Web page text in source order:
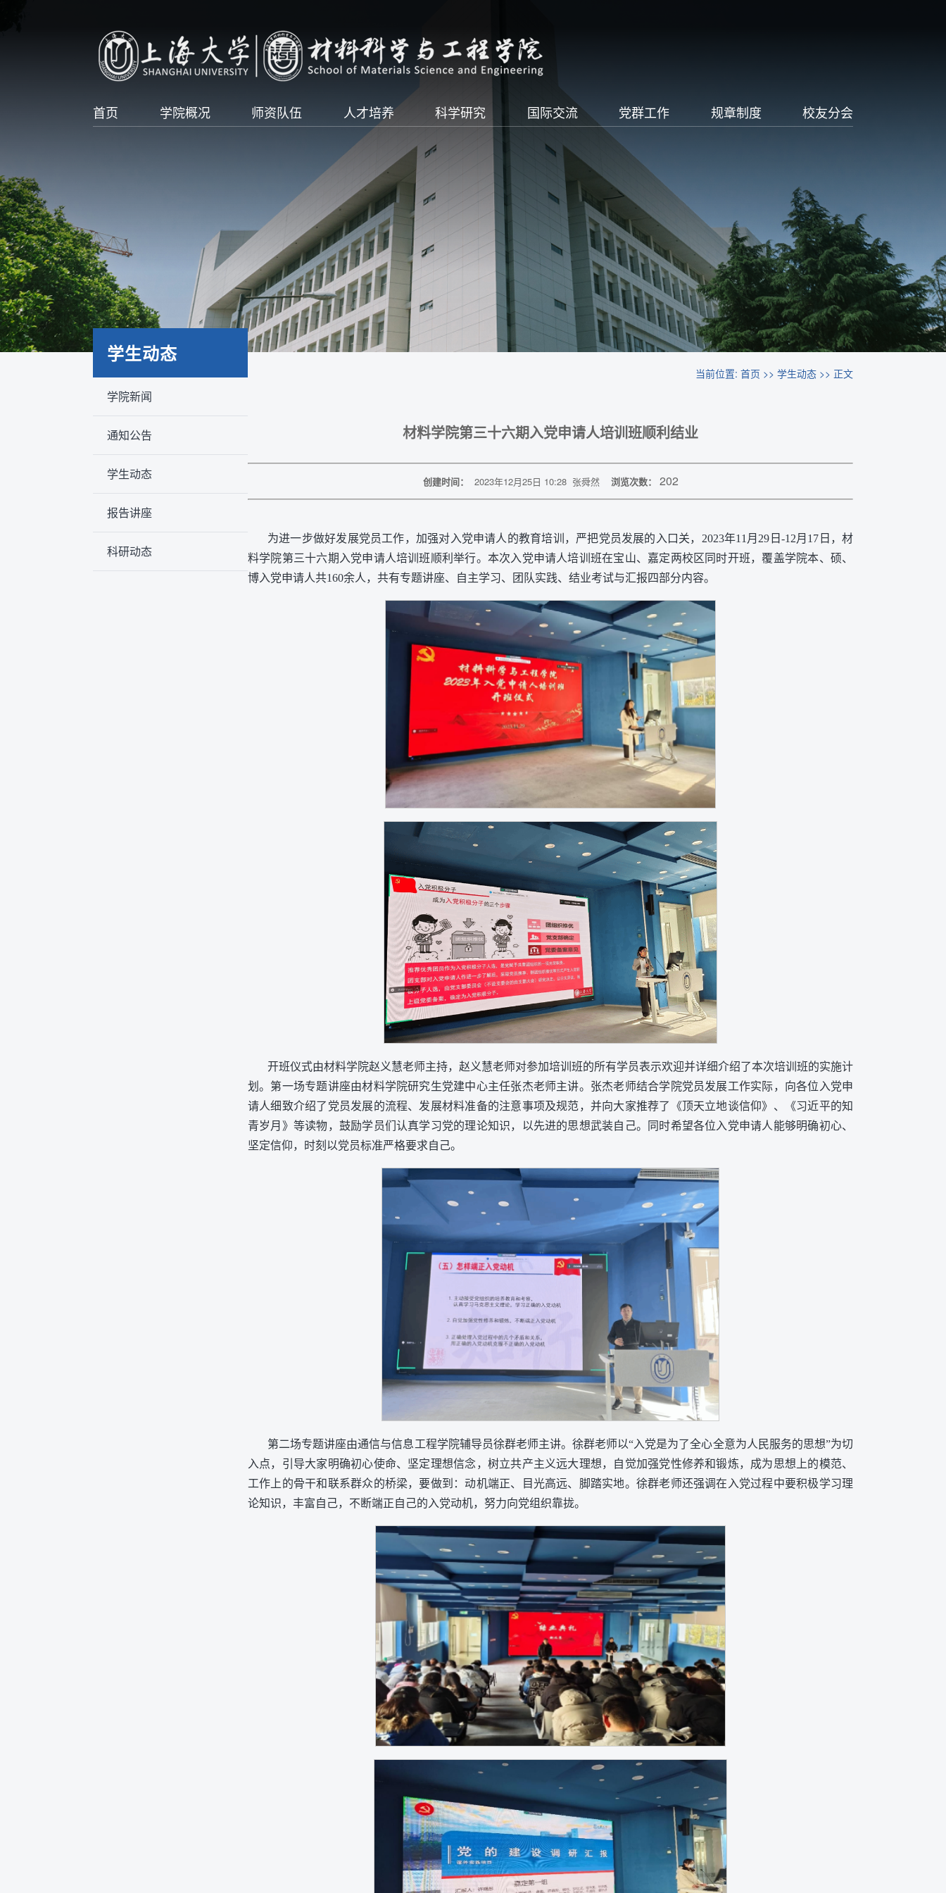
首页 学院概况 师资队伍 人才培养 科学研究 国际交流 党群工作 规章制度 校友分会
学生动态
学院新闻
通知公告
学生动态
报告讲座
科研动态
当前位置: 首页 >> 学生动态 >> 正文
材料学院第三十六期入党申请人培训班顺利结业
创建时间： 2023年12月25日 10:28 张舜然 浏览次数： 202
为进一步做好发展党员工作，加强对入党申请人的教育培训，严把党员发展的入口关，2023年11月29日-12月17日，材
料学院第三十六期入党申请人培训班顺利举行。本次入党申请人培训班在宝山、嘉定两校区同时开班，覆盖学院本、硕、
博入党申请人共160余人，共有专题讲座、自主学习、团队实践、结业考试与汇报四部分内容。
开班仪式由材料学院赵义慧老师主持，赵义慧老师对参加培训班的所有学员表示欢迎并详细介绍了本次培训班的实施计
划。第一场专题讲座由材料学院研究生党建中心主任张杰老师主讲。张杰老师结合学院党员发展工作实际，向各位入党申
请人细致介绍了党员发展的流程、发展材料准备的注意事项及规范，并向大家推荐了《顶天立地谈信仰》、《习近平的知
青岁月》等读物，鼓励学员们认真学习党的理论知识，以先进的思想武装自己。同时希望各位入党申请人能够明确初心、
坚定信仰，时刻以党员标准严格要求自己。
第二场专题讲座由通信与信息工程学院辅导员徐群老师主讲。徐群老师以“入党是为了全心全意为人民服务的思想”为切
入点，引导大家明确初心使命、坚定理想信念，树立共产主义远大理想，自觉加强党性修养和锻炼，成为思想上的模范、
工作上的骨干和联系群众的桥梁，要做到：动机端正、目光高远、脚踏实地。徐群老师还强调在入党过程中要积极学习理
论知识，丰富自己，不断端正自己的入党动机，努力向党组织靠拢。